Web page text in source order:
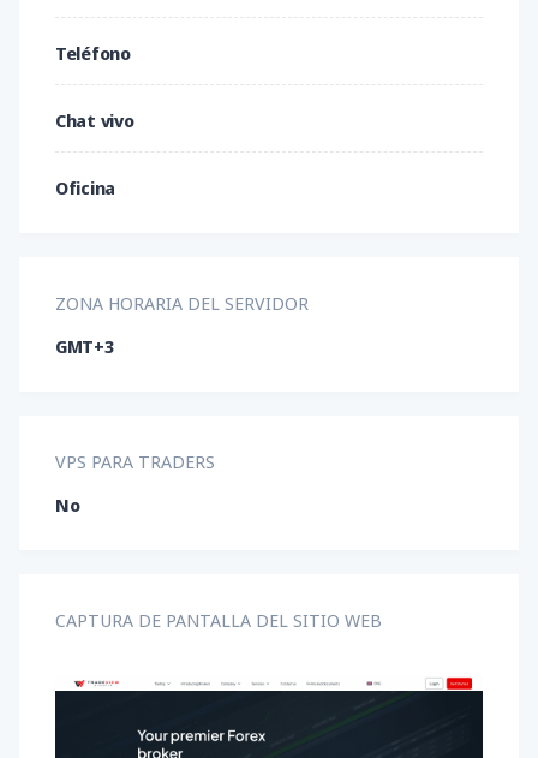
Teléfono
Chat vivo
Oficina
ZONA HORARIA DEL SERVIDOR
GMT+3
VPS PARA TRADERS
No
CAPTURA DE PANTALLA DEL SITIO WEB